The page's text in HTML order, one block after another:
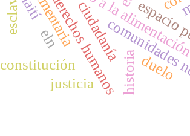
ciudadanía
derechos humanos
eln
constitución historia duelo
justicia